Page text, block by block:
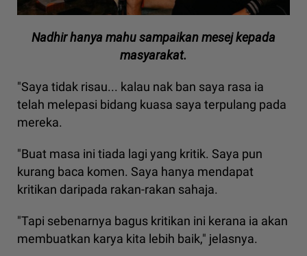
Nadhir hanya mahu sampaikan mesej kepada
masyarakat.
"Saya tidak risau... kalau nak ban saya rasa ia
telah melepasi bidang kuasa saya terpulang pada
mereka.
"Buat masa ini tiada lagi yang kritik. Saya pun
kurang baca komen. Saya hanya mendapat
kritikan daripada rakan-rakan sahaja.
"Tapi sebenarnya bagus kritikan ini kerana ia akan
membuatkan karya kita lebih baik," jelasnya.